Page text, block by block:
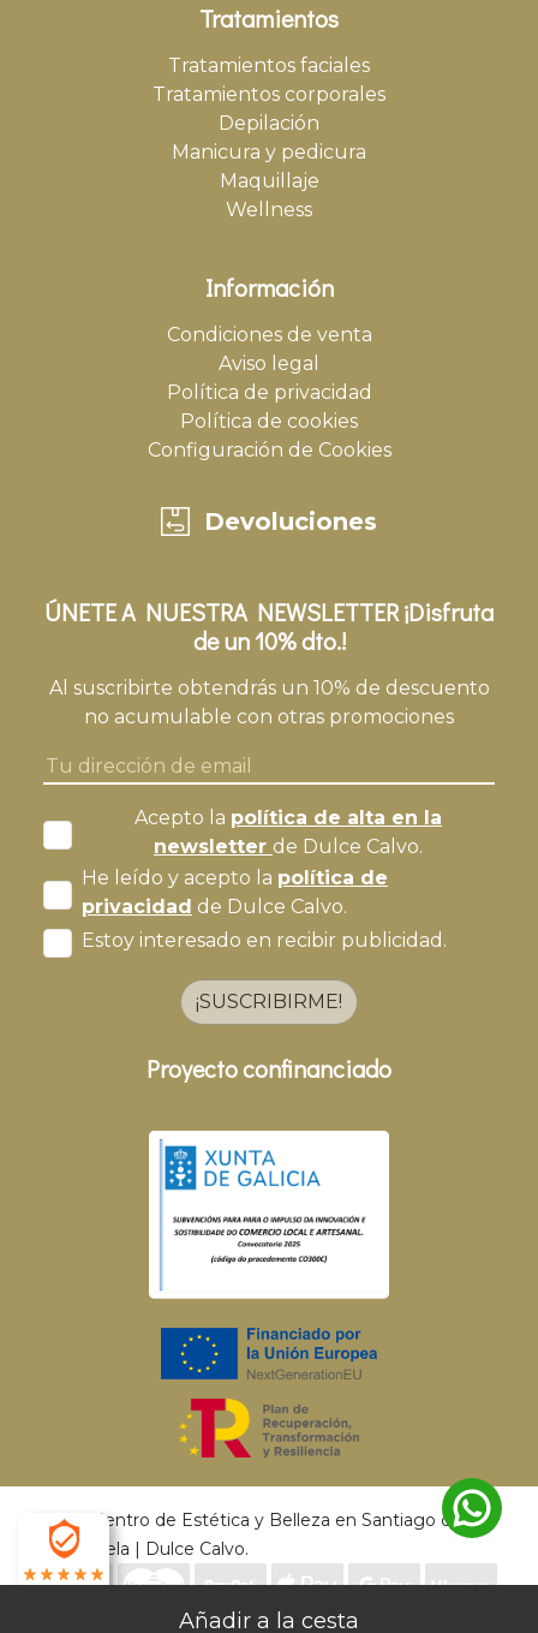
Tratamientos
Tratamientos faciales
Tratamientos corporales
Depilación
Manicura y pedicura
Maquillaje
Wellness
Información
Condiciones de venta
Aviso legal
Política de privacidad
Política de cookies
Configuración de Cookies
Devoluciones
ÚNETE A NUESTRA NEWSLETTER ¡Disfruta
de un 10% dto.!
Al suscribirte obtendrás un 10% de descuento
no acumulable con otras promociones
Acepto la política de alta en la
newsletter de Dulce Calvo.
He leído y acepto la política de
privacidad de Dulce Calvo.
Estoy interesado en recibir publicidad.
¡SUSCRIBIRME!
Proyecto confinanciado
© 2026 Centro de Estética y Belleza en Santiago de
Compostela | Dulce Calvo.
MEIGASOFT. Tecnología
Envío gratis a partir de 50€ | Entrega en 24 - 72